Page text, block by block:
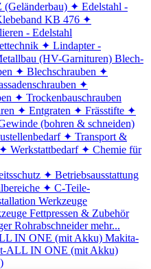
✦ Edelstahl -
KB 476 ✦
- Edelstahl
✦ Lindapter -
(HV-Garnituren) Blech-
✦ Blechschrauben ✦
✦
✦ Trockenbauschrauben
✦ Entgraten ✦ Frässtifte ✦
(bohren & schneiden)
✦ Transport &
✦ Werkstattbedarf ✦ Chemie für
✦ Betriebsausstattung
✦ C-Teile-
Werkzeuge
Fettpressen & Zubehör
Rohrabschneider mehr...
IN ONE (mit Akku) Makita-
ALL IN ONE (mit Akku)